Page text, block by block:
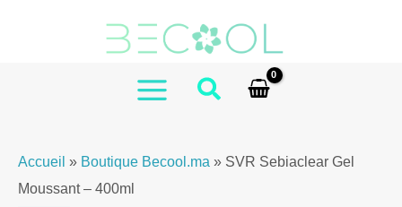
MAIN
Accueil » Boutique Becool.ma » SVR Sebiaclear Gel
Moussant – 400ml